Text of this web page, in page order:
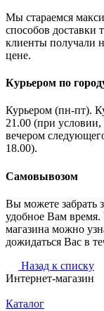
Мы стараемся
способов доставки
клиенты получали
цене.
Курьером по
Курьером (пн-пт).
21.00 (при условии,
вечером
18.00).
Самовывозом
Вы можете забрать
удобное Вам
магазина можно
дожидаться Вас в
Назад к списку
Интернет-магазин
Каталог